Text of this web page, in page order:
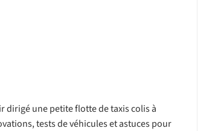
dirigé une petite flotte de taxis colis à
tests de véhicules et astuces pour